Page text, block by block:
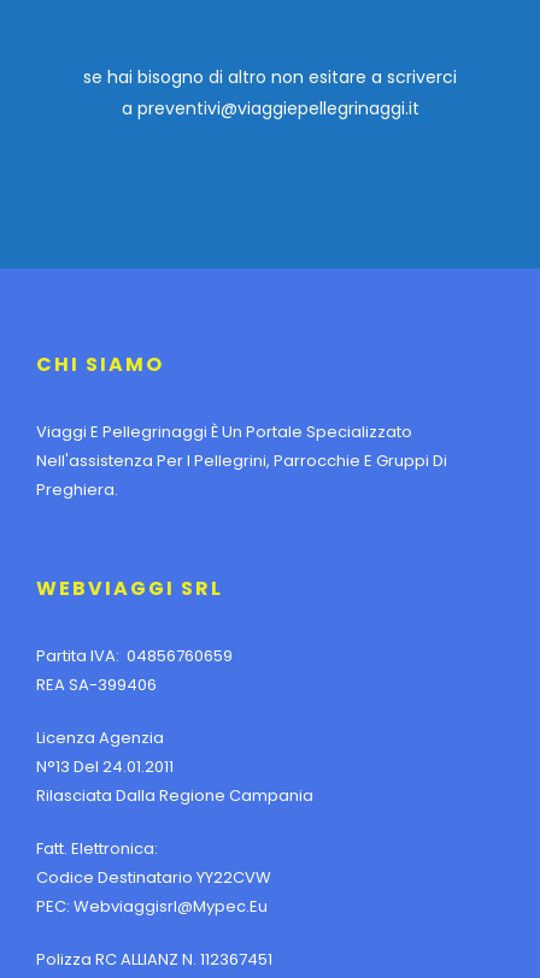
se hai bisogno di altro non esitare a scriverci
a preventivi@viaggiepellegrinaggi.it
CHI SIAMO
Viaggi E Pellegrinaggi È Un Portale Specializzato
Nell'assistenza Per I Pellegrini, Parrocchie E Gruppi Di
Preghiera.
WEBVIAGGI SRL
Partita IVA: 04856760659
REA SA-399406
Licenza Agenzia
N°13 Del 24.01.2011
Rilasciata Dalla Regione Campania
Fatt. Elettronica:
Codice Destinatario YY22CVW
PEC: Webviaggisrl@mypec.eu
Polizza RC ALLIANZ N. 112367451